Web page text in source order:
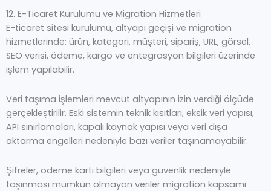
12. E-Ticaret Kurulumu ve Migration Hizmetleri
E-ticaret sitesi kurulumu, altyapı geçişi ve migration
hizmetlerinde; ürün, kategori, müşteri, sipariş, URL, görsel,
SEO verisi, ödeme, kargo ve entegrasyon bilgileri üzerinde
işlem yapılabilir.
Veri taşıma işlemleri mevcut altyapının izin verdiği ölçüde
gerçekleştirilir. Eski sistemin teknik kısıtları, eksik veri yapısı,
API sınırlamaları, kapalı kaynak yapısı veya veri dışa
aktarma engelleri nedeniyle bazı veriler taşınamayabilir.
Şifreler, ödeme kartı bilgileri veya güvenlik nedeniyle
taşınması mümkün olmayan veriler migration kapsamı